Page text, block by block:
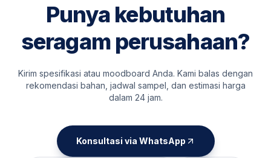
Punya kebutuhan
seragam perusahaan?
Kirim spesifikasi atau moodboard Anda. Kami balas dengan
rekomendasi bahan, jadwal sampel, dan estimasi harga
dalam 24 jam.
Konsultasi via WhatsApp